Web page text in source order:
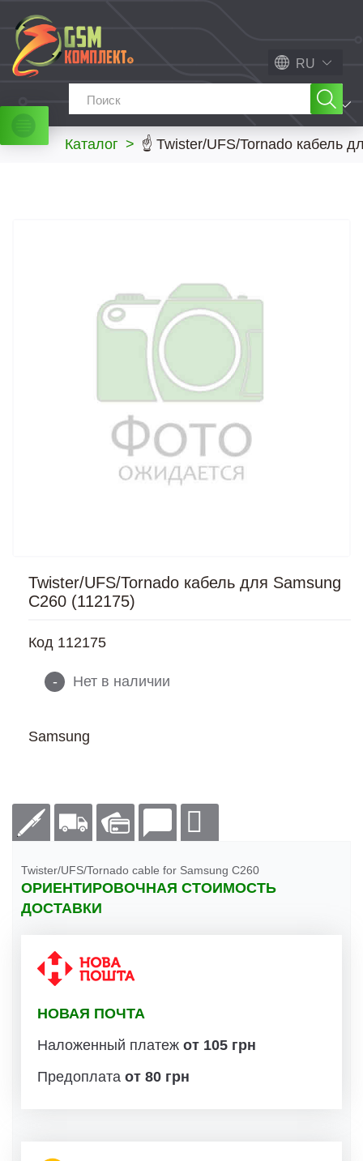
RU
МЕНЮ
Каталог > ☝ Twister/UFS/Tornado кабель
Twister/UFS/Tornado кабель для Samsung
C260 (112175)
Код 112175
- Нет в наличии
Samsung
Twister/UFS/Tornado cable for Samsung C260
ОРИЕНТИРОВОЧНАЯ СТОИМОСТЬ
ДОСТАВКИ
НОВАЯ ПОЧТА
Наложенный платеж от 105 грн
Предоплата от 80 грн